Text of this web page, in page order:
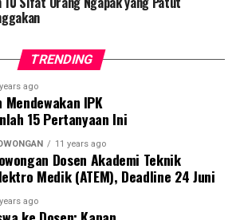
tidak cukup kuat.
terhalang oleh bangunan di
Tri menambah repeater pada
sinyalnya. Itu ia pinjamkan
cuma-cuma.
dikenakan pada pelanggan
misalnya, kalau dibandingkan
Rp 5 ribu per jam. Karena itu,
warga yang berminat.
TRENDING
ago
Mendewakan IPK
15 Pertanyaan Ini
11 years ago
Dosen Akademi Teknik
Medik (ATEM), Deadline 24 Juni
ago